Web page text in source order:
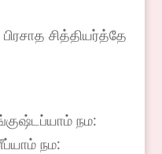
சித்தியர்த்தே
நம:
நம: